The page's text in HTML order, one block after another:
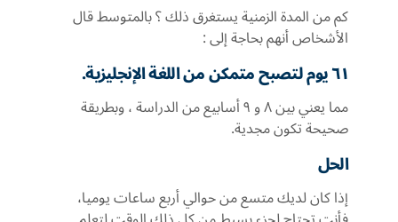
كم من المدة الزمنية يستغرق ذلك ؟ بالمتوسط قال
الأشخاص أنهم بحاجة إلى :
٦١ يوم لتصبح متمكن من اللغة الإنجليزية.
مما يعني بين ٨ و ٩ أسابيع من الدراسة ، وبطريقة
صحيحة تكون مجدية.
الحل
إذا كان لديك متسع من حوالي أربع ساعات يوميا،